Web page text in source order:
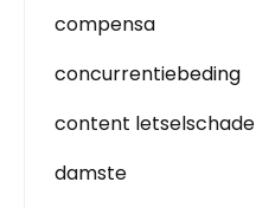
compensa
concurrentiebeding
content letselschade
damste